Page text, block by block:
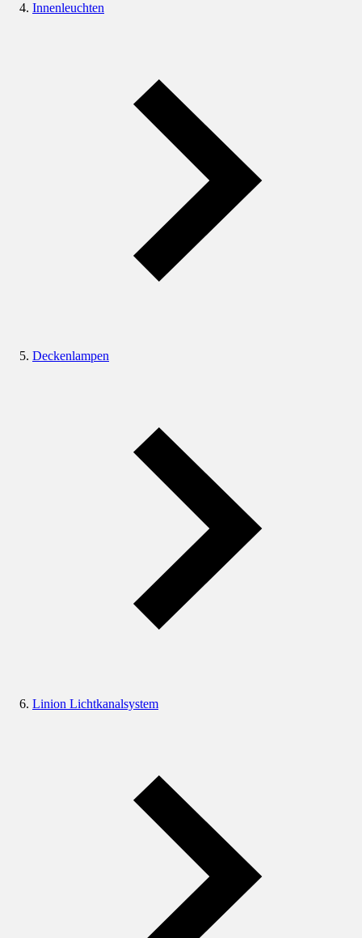
Innenleuchten
Deckenlampen
Linion Lichtkanalsystem